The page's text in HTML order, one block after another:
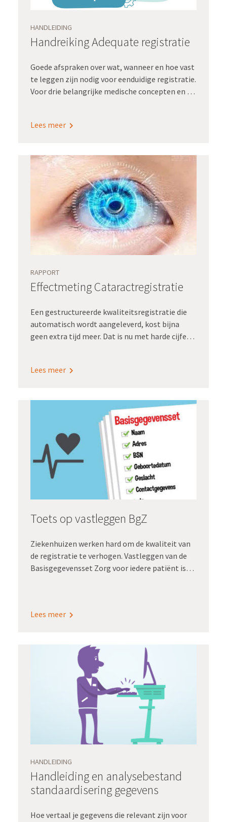
HANDLEIDING
Handreiking Adequate registratie
Goede afspraken over wat, wanneer en hoe vast
te leggen zijn nodig voor eenduidige registratie.
Voor drie belangrijke medische concepten en de
vertegenwoordiging van medisch specialisten.
Lees meer
RAPPORT
Effectmeting Cataractregistratie
Een gestructureerde kwaliteitsregistratie die
automatisch wordt aangeleverd, kost bijna
geen extra tijd meer. Dat is nu met harde cijfers
Radboudumc met 80 procent afgenomen. En
Lees meer
Toets op vastleggen BgZ
Ziekenhuizen werken hard om de kwaliteit van
de registratie te verhogen. Vastleggen van de
Basisgegevensset Zorg voor iedere patiënt is
Registreren zorgverleners die BgZ ook
behoorlijk omvangrijke BgZ?
Lees meer
HANDLEIDING
Handleiding en analysebestand
standaardisering gegevens
Hoe vertaal je gegevens die relevant zijn voor